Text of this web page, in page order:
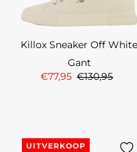
Killox Sneaker Off White
Gant
€77,95 €130,95
UITVERKOOP